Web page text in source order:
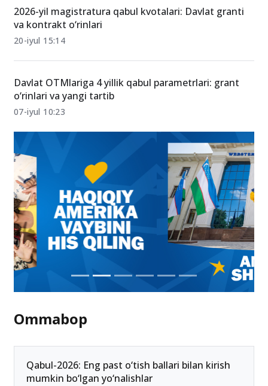
2026-yil magistratura qabul kvotalari: Davlat granti
va kontrakt o‘rinlari
20-iyul 15:14
Davlat OTMlariga 4 yillik qabul parametrlari: grant
o‘rinlari va yangi tartib
07-iyul 10:23
Ommabop
Qabul-2026: Eng past o‘tish ballari bilan kirish
mumkin bo‘lgan yo‘nalishlar